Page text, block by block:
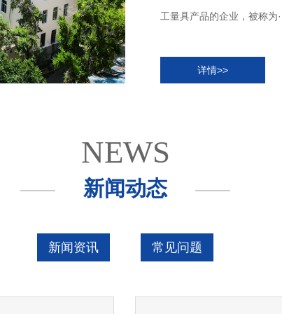
工量具产品的企业，被称为
详情>>
NEWS
新闻动态
新闻资讯 常见问题